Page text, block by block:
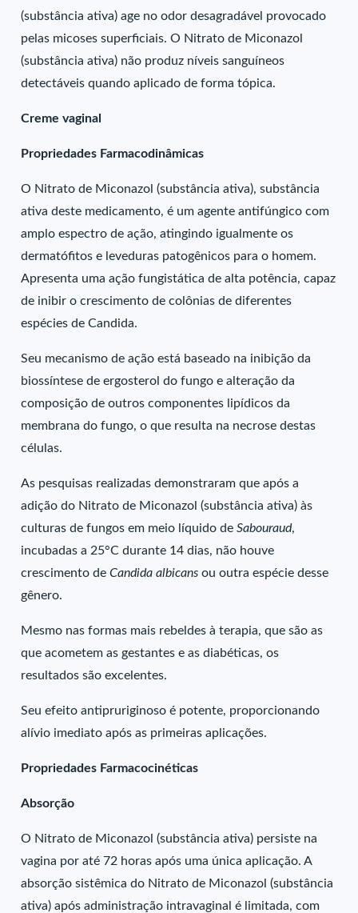
(substância ativa) age no odor desagradável provocado
pelas micoses superficiais. O Nitrato de Miconazol
(substância ativa) não produz níveis sanguíneos
detectáveis quando aplicado de forma tópica.
Creme vaginal
Propriedades Farmacodinâmicas
O Nitrato de Miconazol (substância ativa), substância
ativa deste medicamento, é um agente antifúngico com
amplo espectro de ação, atingindo igualmente os
dermatófitos e leveduras patogênicos para o homem.
Apresenta uma ação fungistática de alta potência, capaz
de inibir o crescimento de colônias de diferentes
espécies de Candida.
Seu mecanismo de ação está baseado na inibição da
biossíntese de ergosterol do fungo e alteração da
composição de outros componentes lipídicos da
membrana do fungo, o que resulta na necrose destas
células.
As pesquisas realizadas demonstraram que após a
adição do Nitrato de Miconazol (substância ativa) às
culturas de fungos em meio líquido deSabouraud,
incubadas a 25°C durante 14 dias, não houve
crescimento de Candida albicans ou outra espécie desse
gênero.
Mesmo nas formas mais rebeldes à terapia, que são as
que acometem as gestantes e as diabéticas, os
resultados são excelentes.
Seu efeito antipruriginoso é potente, proporcionando
alívio imediato após as primeiras aplicações.
Propriedades Farmacocinéticas
Absorção
O Nitrato de Miconazol (substância ativa) persiste na
vagina por até 72 horas após uma única aplicação. A
absorção sistêmica do Nitrato de Miconazol (substância
ativa) após administração intravaginal é limitada, com